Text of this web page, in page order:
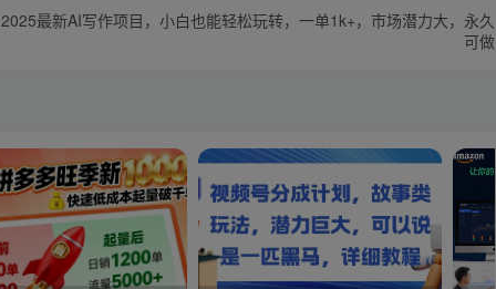
2025最新AI写作项目，小白也能轻松玩转，一单1k+，市场潜力大，永久
可做